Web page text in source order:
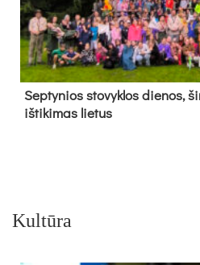
Sep­ty­nios sto­vyk­los die­nos,
iš­ti­ki­mas lie­tus
Kultūra